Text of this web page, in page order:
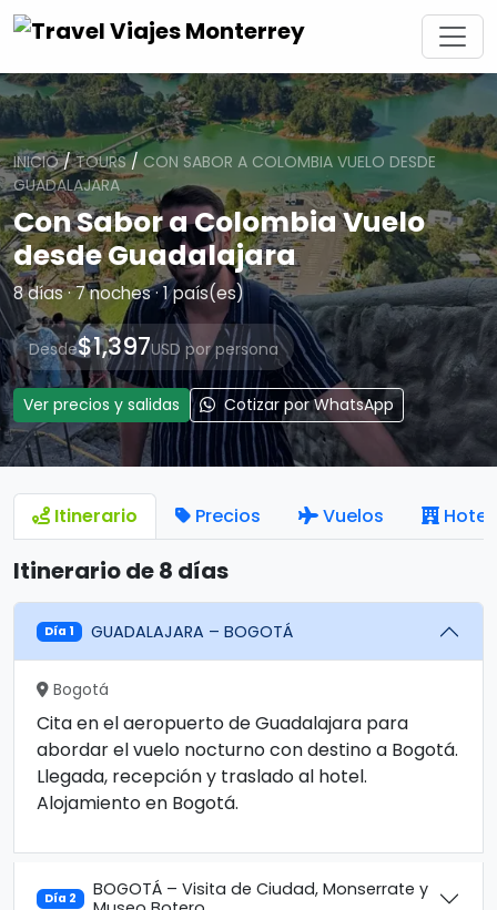
INICIO/TOURS/CON SABOR A COLOMBIA VUELO DESDE
GUADALAJARA
Con Sabor a Colombia Vuelo
desde Guadalajara
8 días · 7 noches · 1 país(es)
Desde$1,397USD por persona
Ver precios y salidas Cotizar por WhatsApp
Itinerario Precios Vuelos
Itinerario de 8 días
Día 1 GUADALAJARA – BOGOTÁ
Bogotá
Cita en el aeropuerto de Guadalajara para
abordar el vuelo nocturno con destino a Bogotá.
Llegada, recepción y traslado al hotel.
Alojamiento en Bogotá.
Día 2
BOGOTÁ – Visita de Ciudad, Monserrate y